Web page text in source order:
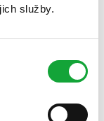
služby.